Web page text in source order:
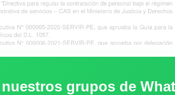
nuestros grupos de